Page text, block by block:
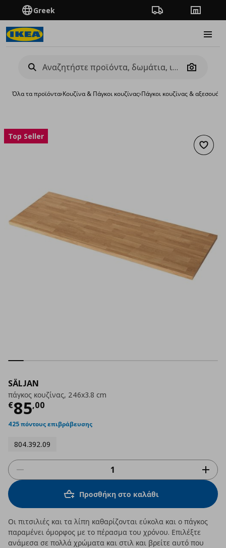
Greek Πορεία παραγγελίας
Camera
Όλα τα προϊόντα›Κουζίνα & Πάγκοι κουζίνας›Πάγκοι κουζίνας & αξεσουάρ
Top Seller
SÄLJAN
πάγκος κουζίνας, 246x3.8 cm
€85,00
Τρέχουσα τιμή
425 πόντους επιβράβευσης
804.392.09
Προσθήκη στο καλάθι
Οι πιτσιλιές και τα λίπη καθαρίζονται εύκολα και ο πάγκος
παραμένει όμορφος με το πέρασμα του χρόνου. Επιλέξτε
ανάμεσα σε πολλά χρώματα και στιλ και βρείτε αυτό που